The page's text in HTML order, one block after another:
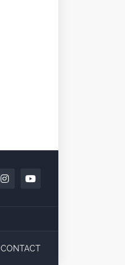
CONTACT